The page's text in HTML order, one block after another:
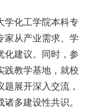
学化工学院本科专
家从产业需求、学
化建议。同时，参
践教学基地，就校
展开深入交流，
多建设性共识。